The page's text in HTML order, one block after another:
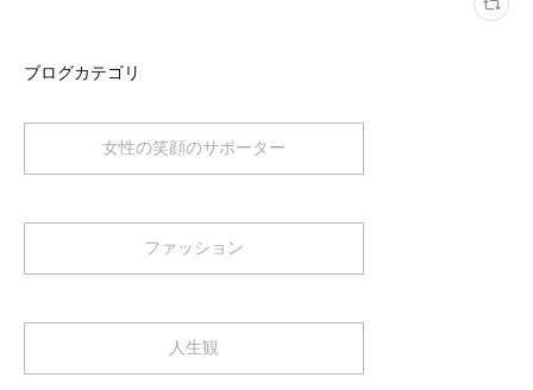
ブログカテゴリ
女性の笑顔のサポーター
ファッション
人生観